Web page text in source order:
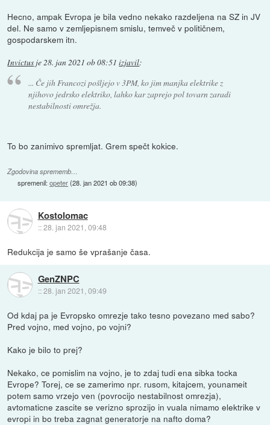
Hecno, ampak Evropa je bila vedno nekako razdeljena na SZ in JV
del. Ne samo v zemljepisnem smislu, temveč v političnem,
gospodarskem itn.
Invictus je28. jan 2021 ob 08:51 izjavil:
... Če jih Francozi pošljejo v 3PM, ko jim manjka elektrike z
njihovo jedrsko elektriko, lahko kar zaprejo pol tovarn zaradi
nestabilnosti omrežja.
To bo zanimivo spremljat. Grem spečt kokice.
Zgodovina sprememb…
spremenil:opeter(28. jan 2021 ob 09:38)
Kostolomac
::28. jan 2021, 09:48
Redukcija je samo še vprašanje časa.
GenZNPC
::28. jan 2021, 09:49
Od kdaj pa je Evropsko omrezje tako tesno povezano med sabo?
Pred vojno, med vojno, po vojni?
Kako je bilo to prej?
Nekako, ce pomislim na vojno, je to zdaj tudi ena sibka tocka
Evrope? Torej, ce se zamerimo npr. rusom, kitajcem, younameit
potem samo vrzejo ven (povrocijo nestabilnost omrezja),
avtomaticne zascite se verizno sprozijo in vuala nimamo elektrike v
evropi in bo treba zagnat generatorje na nafto doma?